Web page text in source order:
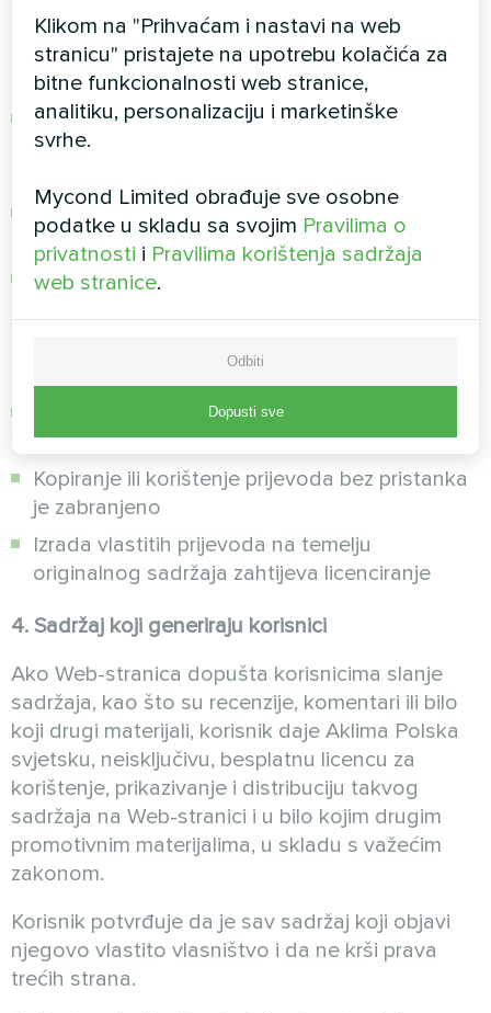
Polska.
Fotografije i video materijali:
Sve fotografije proizvoda, projektna
dokumentacija i video materijali zaštićeni su
Zabranjeno je korištenje u natjecateljske ili
komercijalne svrhe
Za korištenje je potreban pisani pristanak i
Svi prijevodi sadržaja na strane jezike zaštićeni
su kao izvedena djela
Kopiranje ili korištenje prijevoda bez pristanka
je zabranjeno
Izrada vlastitih prijevoda na temelju
originalnog sadržaja zahtijeva licenciranje
4. Sadržaj koji generiraju korisnici
Ako Web-stranica dopušta korisnicima slanje
sadržaja, kao što su recenzije, komentari ili bilo
koji drugi materijali, korisnik daje Aklima Polska
svjetsku, neisključivu, besplatnu licencu za
korištenje, prikazivanje i distribuciju takvog
sadržaja na Web-stranici i u bilo kojim drugim
promotivnim materijalima, u skladu s važećim
zakonom.
Korisnik potvrđuje da je sav sadržaj koji objavi
njegovo vlastito vlasništvo i da ne krši prava
trećih strana.
Klikom na "Prihvaćam i nastavi na web
stranicu" pristajete na upotrebu kolačića za
bitne funkcionalnosti web stranice,
analitiku, personalizaciju i marketinške
svrhe.
Mycond Limited obrađuje sve osobne
podatke u skladu sa svojim Pravilima o
privatnosti i Pravilima korištenja sadržaja
web stranice.
Odbiti
Dopusti sve